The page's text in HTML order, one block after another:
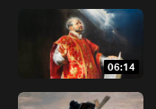
06:14